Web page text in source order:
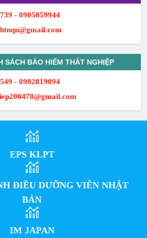
- 0905059944
SÁCH BẢO HIỂM THẤT NGHIỆP
- 0982819094
EPS KLPT
ĐIỀU DƯỠNG VIÊN NHẬT
BẢN
IM JAPAN